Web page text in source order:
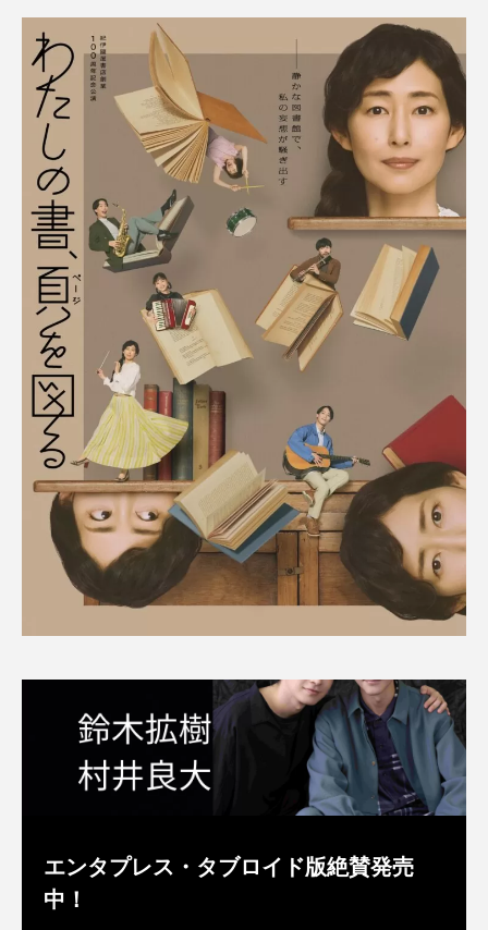
エンタプレス・タブロイド版絶賛発売
中！